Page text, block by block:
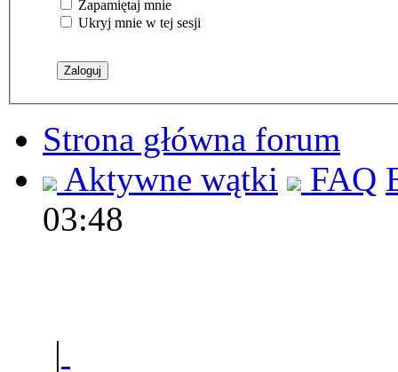
Zapamiętaj mnie
Ukryj mnie w tej sesji
Strona główna forum
Aktywne wątki
FAQ
03:48
|